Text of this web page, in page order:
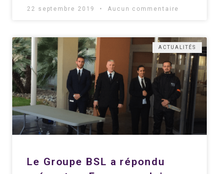
22 septembre 2019 Aucun commentaire
ACTUALITÉS
Le Groupe BSL a répondu